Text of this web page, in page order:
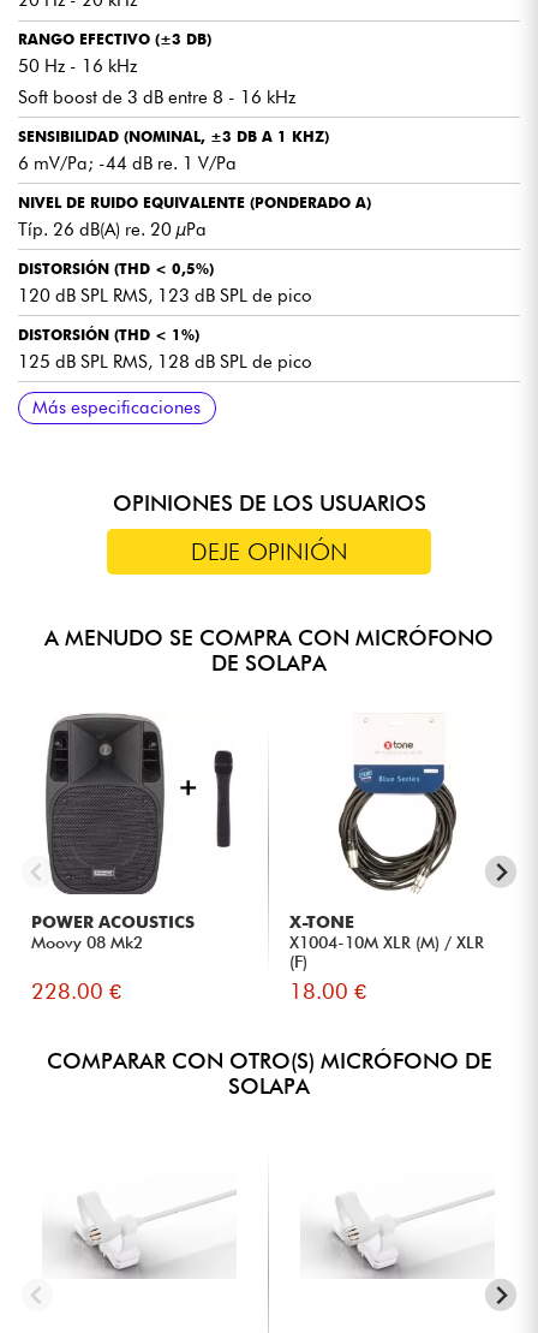
RANGO EFECTIVO (±3 DB)
50 Hz - 16 kHz
Soft boost de 3 dB entre 8 - 16 kHz
SENSIBILIDAD (NOMINAL, ±3 DB A 1 KHZ)
6 mV/Pa; -44 dB re. 1 V/Pa
NIVEL DE RUIDO EQUIVALENTE (PONDERADO A)
Típ. 26 dB(A) re. 20 µPa
DISTORSIÓN (THD < 0,5%)
120 dB SPL RMS, 123 dB SPL de pico
DISTORSIÓN (THD < 1%)
125 dB SPL RMS, 128 dB SPL de pico
RANGO DINÁMICO
Típ. 102 dB
SPL MÁX. (THD 10%)
137 dB SPL pico
IMPEDANCIA NOMINAL DE SALIDA
112 Ω
IMPEDANCIA DE CARGA MÍNIMA
5 kΩ
ALIMENTACIÓN (PARA PLENO RENDIMIENTO)
Para sistemas inalámbricos: mín. 5 V - máx. 10 V
CONSUMO DE CORRIENTE
Típ. 0,6 mA
CONECTORES
TA4F Mini-XLR
PESO
10 g (0,35 oz)
DIÁMETRO DEL MICRÓFONO
5,5 mm (0,22 pulgadas)
LONGITUD DEL MICRÓFONO
9,7 mm (0,38 pulgadas)
LONGITUD DEL CABLE
1,5 m (4,9 pies) de longitud
DIÁMETRO DEL CABLE
1,6 mm (0,06 pulgadas) de diámetro
TENSIÓN DE SALIDA MÁXIMA (RMS)
1,6 V
POLARIDAD
+V en la salida para presión acústica positiva
RANGO DE TEMPERATURA
-40°C a 45°C (-40°F a 113°F)
HUMEDAD RELATIVA (HR)
Hasta 90% HR
COLORES
Negro
DIAGRAMA POLAR
Omnidireccional
Más especificaciones
OPINIONES DE LOS USUARIOS
DEJE OPINIÓN
A MENUDO SE COMPRA CON MICRÓFONO
DE SOLAPA
POWER ACOUSTICS
Moovy 08 Mk2
228.00 €
X-TONE
X1004-10M XLR (M) / XLR
(F)
18.00 €
COMPARAR CON OTRO(S) MICRÓFONO DE
SOLAPA